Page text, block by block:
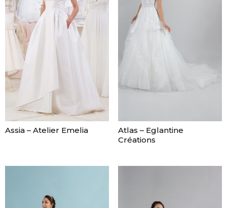
Assia – Atelier Emelia
Atlas – Eglantine
Créations